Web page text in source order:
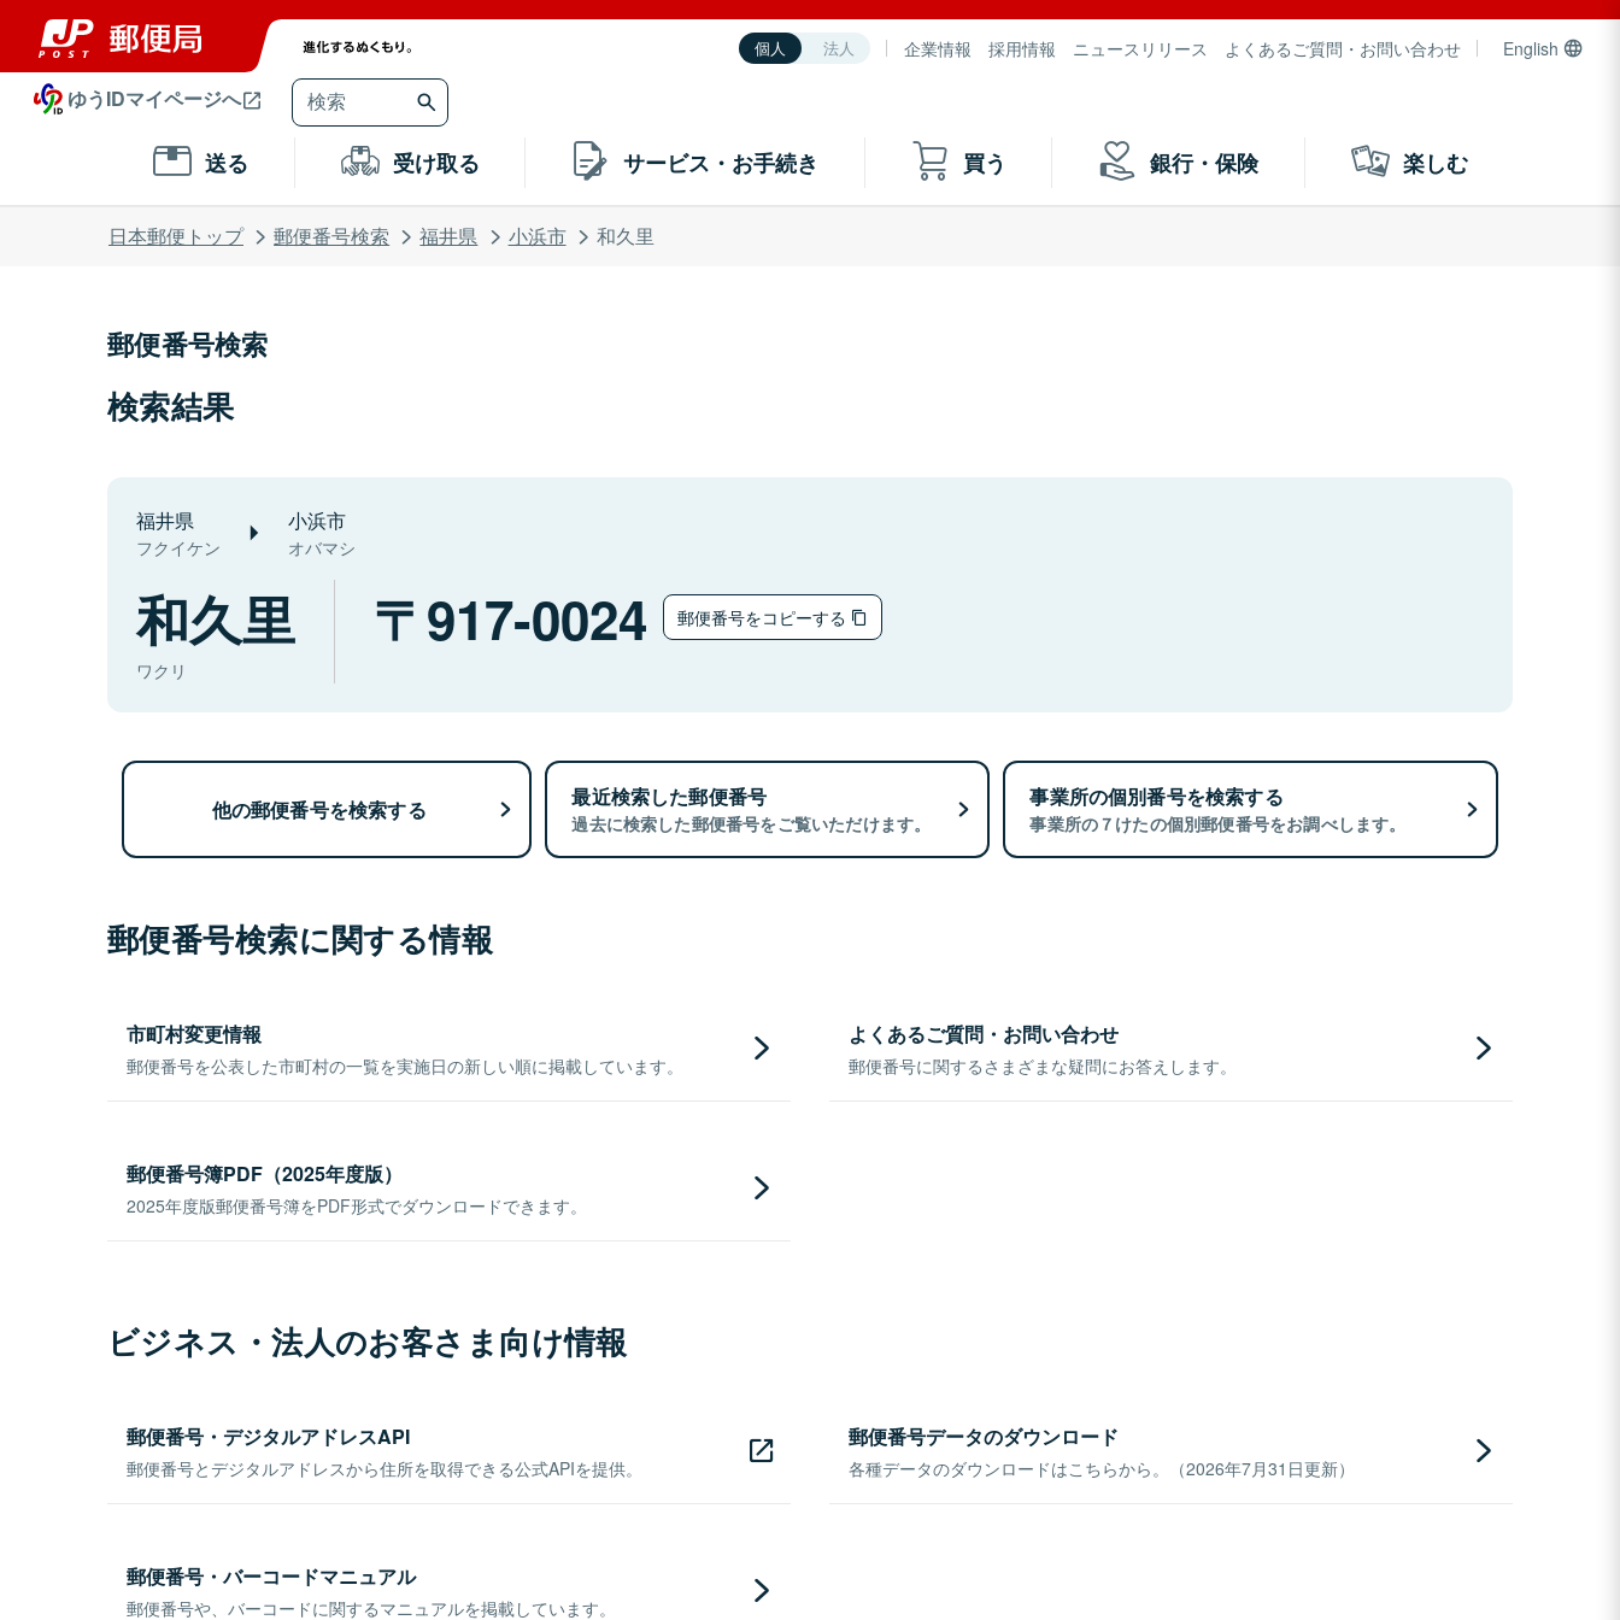
個人 法人 企業情報 採用情報 ニュースリリース よくあるご質問・お問い合わせ English
ゆうIDマイページへ
送る 受け取る サービス・お手続き 買う 銀行・保険 楽しむ
日本郵便トップ 郵便番号検索 福井県 小浜市 和久里
郵便番号検索
検索結果
福井県
フクイケン
小浜市
オバマシ
和久里
ワクリ
917-0024 郵便番号をコピーする
他の郵便番号を検索する 最近検索した郵便番号
過去に検索した郵便番号をご覧いただけます。
事業所の個別番号を検索する
事業所の７けたの個別郵便番号をお調べします。
郵便番号検索に関する情報
市町村変更情報
郵便番号を公表した市町村の一覧を実施日の新しい順に掲載しています。
よくあるご質問・お問い合わせ
郵便番号に関するさまざまな疑問にお答えします。
郵便番号簿PDF（2025年度版）
2025年度版郵便番号簿をPDF形式でダウンロードできます。
ビジネス・法人のお客さま向け情報
郵便番号・デジタルアドレスAPI
郵便番号とデジタルアドレスから住所を取得できる公式APIを提供。
郵便番号データのダウンロード
各種データのダウンロードはこちらから。（2026年7月31日更新）
郵便番号・バーコードマニュアル
郵便番号や、バーコードに関するマニュアルを掲載しています。